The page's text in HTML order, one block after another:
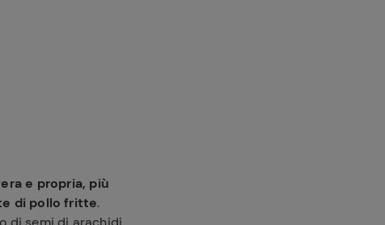
e propria, più
di pollo fritte.